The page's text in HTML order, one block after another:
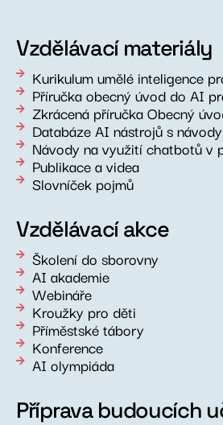
Vzdělávací materiály
Kurikulum umělé inteligence
Příručka obecný úvod do AI
Zkrácená příručka Obecný
Databáze AI nástrojů s návody
Návody na využití chatbotů v
Publikace a videa
Slovníček pojmů
Vzdělávací akce
Školení do sborovny
AI akademie
Webináře
Kroužky pro děti
Příměstské tábory
Konference
AI olympiáda
Příprava budoucích